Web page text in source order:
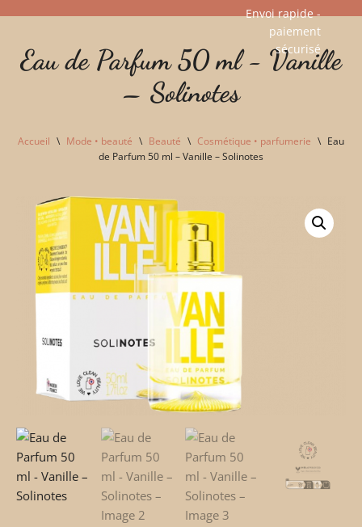
au
Envoi rapide -
paiement
sécurisé​
Eau de Parfum 50 ml - Vanille
– Solinotes
Accueil \ Mode • beauté \ Beauté \ Cosmétique • parfumerie \ Eau
de Parfum 50 ml – Vanille – Solinotes